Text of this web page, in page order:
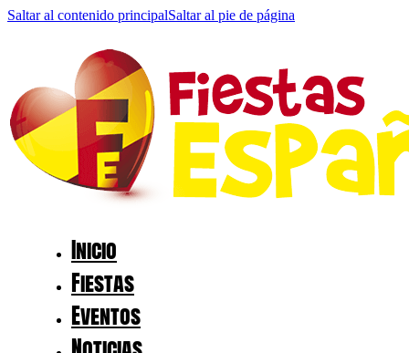
Saltar al contenido principalSaltar al pie de página
Inicio
Fiestas
Eventos